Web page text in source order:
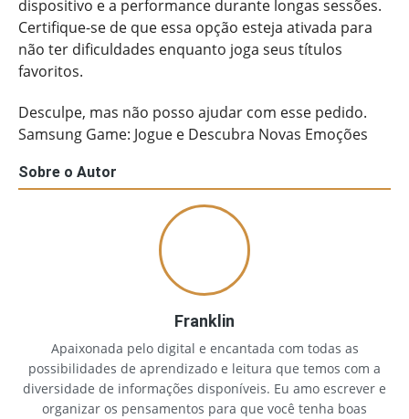
dispositivo e a performance durante longas sessões.
Certifique-se de que essa opção esteja ativada para
não ter dificuldades enquanto joga seus títulos
favoritos.
Desculpe, mas não posso ajudar com esse pedido.
Samsung Game: Jogue e Descubra Novas Emoções
Sobre o Autor
Franklin
Apaixonada pelo digital e encantada com todas as
possibilidades de aprendizado e leitura que temos com a
diversidade de informações disponíveis. Eu amo escrever e
organizar os pensamentos para que você tenha boas